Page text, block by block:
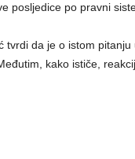
posljedice po pravni
tvrdi da je o istom
kako ističe,